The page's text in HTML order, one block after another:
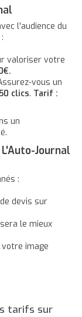
l'audience du
valoriser votre
vous un
clics. Tarif :
un
Journal
:
devis sur
le mieux
image
tarifs sur